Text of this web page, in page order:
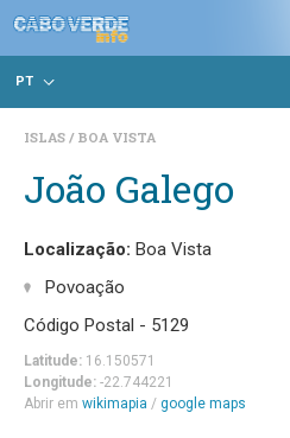
PT
ISLAS BOA VISTA
João Galego
Localização: Boa Vista
Povoação
Código Postal - 5129
Latitude: 16.150571
Longitude: -22.744221
Abrir em wikimapia / google maps